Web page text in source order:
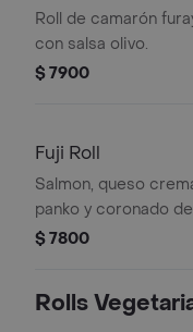
Roll de camarón
con salsa olivo.
$ 7900
Fuji Roll
Salmon, queso
panko y coronado
salsa fuji
$ 7800
Rolls